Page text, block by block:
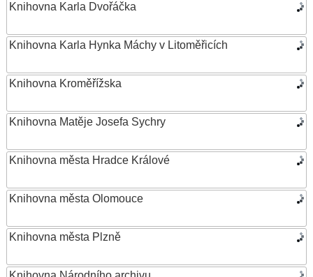
Knihovna Karla Dvořáčka
Knihovna Karla Hynka Máchy v Litoměřicích
Knihovna Kroměřížska
Knihovna Matěje Josefa Sychry
Knihovna města Hradce Králové
Knihovna města Olomouce
Knihovna města Plzně